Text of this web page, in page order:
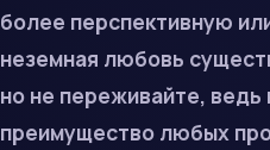
более перспективную
неземная любовь
но не переживайте,
преимущество любых